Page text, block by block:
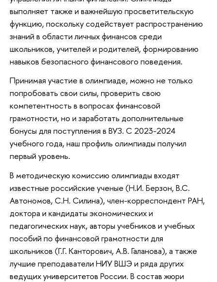
выполняет также и важнейшую просветительскую
функцию, поскольку содействует распространению
знаний в области личных финансов среди
школьников, учителей и родителей, формированию
навыков безопасного финансового поведения.
Принимая участие в олимпиаде, можно не только
попробовать свои силы, проверить свою
компетентность в вопросах финансовой
грамотности, но и заработать дополнительные
бонусы для поступления в ВУЗ. С 2023-2024
учебного года, наш профиль олимпиады получил
первый уровень.
В методическую комиссию олимпиады входят
известные российские ученые (Н.И. Берзон, В.С.
Автономов, С.Н. Силина), член-корреспондент РАН,
доктора и кандидаты экономических и
педагогических наук, авторы учебников и учебных
пособий по финансовой грамотности для
школьников (Г.Г. Канторович, А.В. Галанова), а также
лучшие преподаватели НИУ ВШЭ и ряда других
ведущих университетов России. В состав жюри